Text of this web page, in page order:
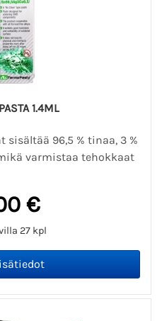
1.4ML
sisältää 96,5 % tinaa, 3 %
varmistaa tehokkaat
€
27 kpl